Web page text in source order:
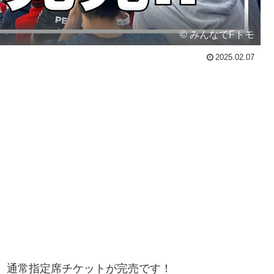
© みんなでFトモ
2025.02.07
常指定席チケットが完売です！